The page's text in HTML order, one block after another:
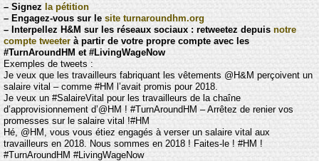
– Signez la pétition
– Engagez-vous sur le site turnaroundhm.org
– Interpellez H&M sur les réseaux sociaux : retweetez depuis notre
compte tweeter à partir de votre propre compte avec les
#TurnAroundHM et #LivingWageNow
Exemples de tweets :
Je veux que les travailleurs fabriquant les vêtements @H&M perçoivent un
salaire vital – comme #HM l’avait promis pour 2018.
Je veux un #SalaireVital pour les travailleurs de la chaîne
d’approvisionnement d’@HM ! #TurnAroundHM – Arrêtez de renier vos
promesses sur le salaire vital !#HM
Hé, @HM, vous vous étiez engagés à verser un salaire vital aux
travailleurs en 2018. Nous sommes en 2018 ! Faites-le ! #HM !
#TurnAroundHM #LivingWageNow